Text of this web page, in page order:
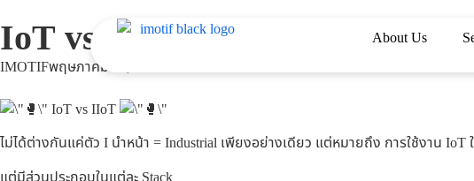
About Us
IoT vs IIoT
IMOTIFพฤษภาคม 13, 2023
IoT vs IIoT
ไม่ได้ต่างกันแค่ตัว I นำหน้า = Industrial เพียงอย่างเดียว แต่หมายถึง การใช้งาน IoT